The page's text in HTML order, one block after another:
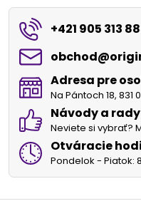
+421 905 313
Adresa pre
Na Pántoch 18, 831
Návody a rady
Neviete si vybrať?
Otváracie
Pondelok - Piatok: